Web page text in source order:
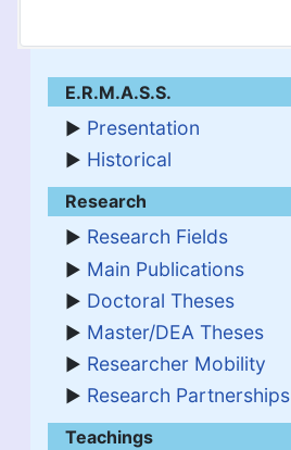
E.R.M.A.S.S.
Presentation
Historical
Research
Research Fields
Main Publications
Doctoral Theses
Master/DEA Theses
Researcher Mobility
Research Partnerships
Teachings